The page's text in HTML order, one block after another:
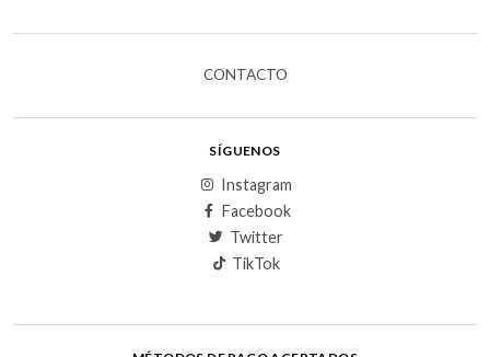
CONTACTO
SÍGUENOS
Instagram
Facebook
Twitter
TikTok